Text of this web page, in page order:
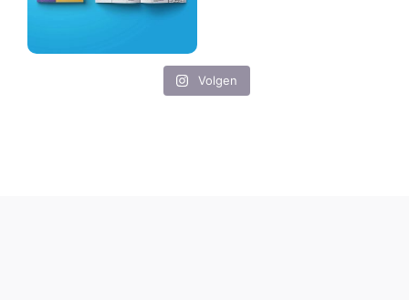
Volgen